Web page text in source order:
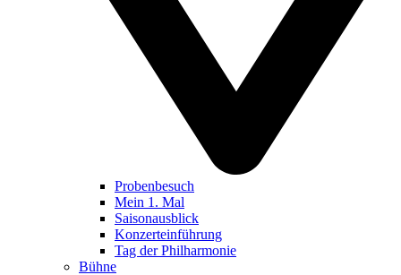
Probenbesuch
Mein 1. Mal
Saisonausblick
Konzerteinführung
Tag der Philharmonie
Bühne